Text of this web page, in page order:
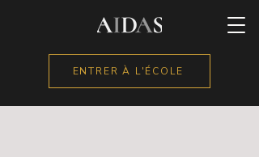
ENTRER À L'ÉCOLE